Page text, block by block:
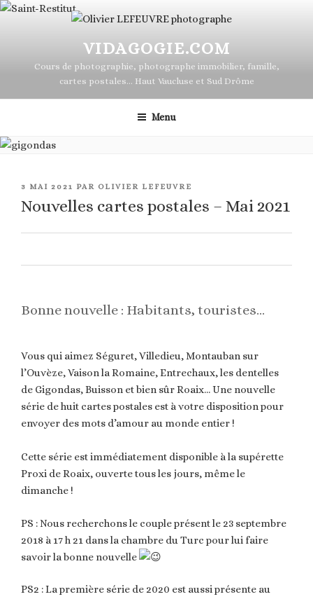
Aller
VIDAGOGIE.COM
Cours de photographie, photographe immobilier, famille,
cartes postales… Haut Vaucluse et Sud Drôme
Menu
PUBLIÉ
3 MAI 2021 PAR OLIVIER LEFEUVRE
Nouvelles cartes postales – Mai 2021
Bonne nouvelle : Habitants, touristes…
Vous qui aimez Séguret, Villedieu, Montauban sur
l’Ouvèze, Vaison la Romaine, Entrechaux, les dentelles
de Gigondas, Buisson et bien sûr Roaix… Une nouvelle
série de huit cartes postales est à votre disposition pour
envoyer des mots d’amour au monde entier !
Cette série est immédiatement disponible à la supérette
Proxi de Roaix, ouverte tous les jours, même le
dimanche !
PS : Nous recherchons le couple présent le 23 septembre
2018 à 17 h 21 dans la chambre du Turc pour lui faire
savoir la bonne nouvelle
PS2 : La première série de 2020 est aussi présente au